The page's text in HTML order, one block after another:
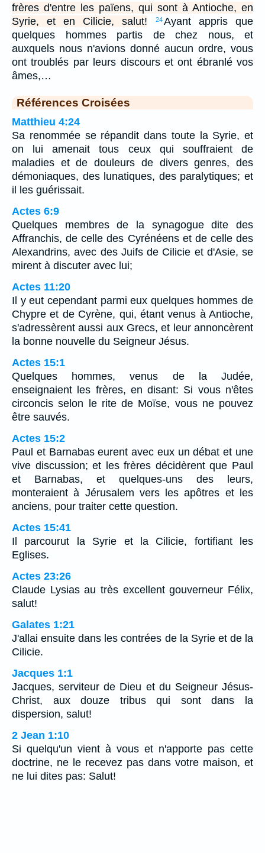
frères d'entre les païens, qui sont à Antioche, en
Syrie, et en Cilicie, salut!
24Ayant appris que
quelques hommes partis de chez nous, et
auxquels nous n'avions donné aucun ordre, vous
ont troublés par leurs discours et ont ébranlé vos
âmes,…
Références Croisées
Matthieu 4:24
Sa renommée se répandit dans toute la Syrie, et
on lui amenait tous ceux qui souffraient de
maladies et de douleurs de divers genres, des
démoniaques, des lunatiques, des paralytiques; et
il les guérissait.
Actes 6:9
Quelques membres de la synagogue dite des
Affranchis, de celle des Cyrénéens et de celle des
Alexandrins, avec des Juifs de Cilicie et d'Asie, se
mirent à discuter avec lui;
Actes 11:20
Il y eut cependant parmi eux quelques hommes de
Chypre et de Cyrène, qui, étant venus à Antioche,
s'adressèrent aussi aux Grecs, et leur annoncèrent
la bonne nouvelle du Seigneur Jésus.
Actes 15:1
Quelques hommes, venus de la Judée,
enseignaient les frères, en disant: Si vous n'êtes
circoncis selon le rite de Moïse, vous ne pouvez
être sauvés.
Actes 15:2
Paul et Barnabas eurent avec eux un débat et une
vive discussion; et les frères décidèrent que Paul
et Barnabas, et quelques-uns des leurs,
monteraient à Jérusalem vers les apôtres et les
anciens, pour traiter cette question.
Actes 15:41
Il parcourut la Syrie et la Cilicie, fortifiant les
Eglises.
Actes 23:26
Claude Lysias au très excellent gouverneur Félix,
salut!
Galates 1:21
J'allai ensuite dans les contrées de la Syrie et de la
Cilicie.
Jacques 1:1
Jacques, serviteur de Dieu et du Seigneur Jésus-
Christ, aux douze tribus qui sont dans la
dispersion, salut!
2 Jean 1:10
Si quelqu'un vient à vous et n'apporte pas cette
doctrine, ne le recevez pas dans votre maison, et
ne lui dites pas: Salut!